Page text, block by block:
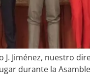
Jiménez, nuestro
durante la